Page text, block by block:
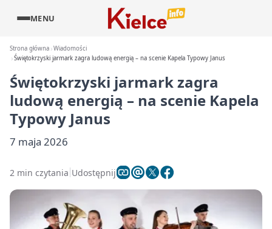
MENU
Strona główna Wiadomości
Świętokrzyski jarmark zagra ludową energią – na scenie Kapela Typowy Janus
Świętokrzyski jarmark zagra
ludową energią – na scenie Kapela
Typowy Janus
7 maja 2026
2 min czytania Udostępnij